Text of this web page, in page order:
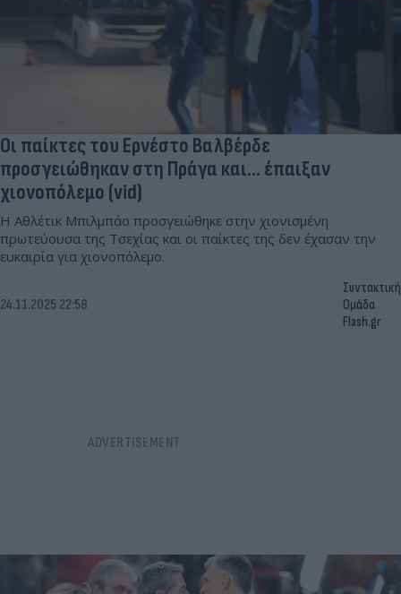
Οι παίκτες του Ερνέστο Βαλβέρδε
προσγειώθηκαν στη Πράγα και... έπαιξαν
χιονοπόλεμο (vid)
Η Αθλέτικ Μπιλμπάο προσγειώθηκε στην χιονισμένη
πρωτεύουσα της Τσεχίας και οι παίκτες της δεν έχασαν την
ευκαιρία για χιονοπόλεμο.
24.11.2025 22:58
Συντακτική
Ομάδα
Flash.gr